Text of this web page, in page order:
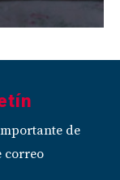
de
correo